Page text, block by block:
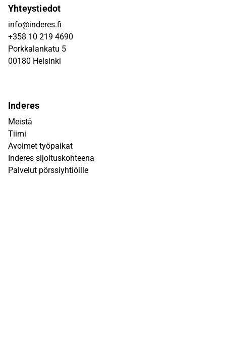
Yhteystiedot
info@inderes.fi
+358 10 219 4690
Porkkalankatu 5
00180 Helsinki
Inderes
Meistä
Tiimi
Avoimet työpaikat
Inderes sijoituskohteena
Palvelut pörssiyhtiöille